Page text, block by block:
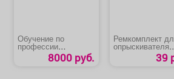
Обучение по
профессии
«Слесарь по
обслуживанию и
8000 руб.
Ремкомплект
опрыскивателя
«ОП-220 №4»
39